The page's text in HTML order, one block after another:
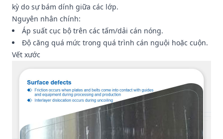
kỳ do sự bám dính giữa các lớp.
Nguyên nhân chính:
Áp suất cục bộ trên các tấm/dải cán nóng.
Độ căng quá mức trong quá trình cán nguội hoặc cuộn.
Vết xước